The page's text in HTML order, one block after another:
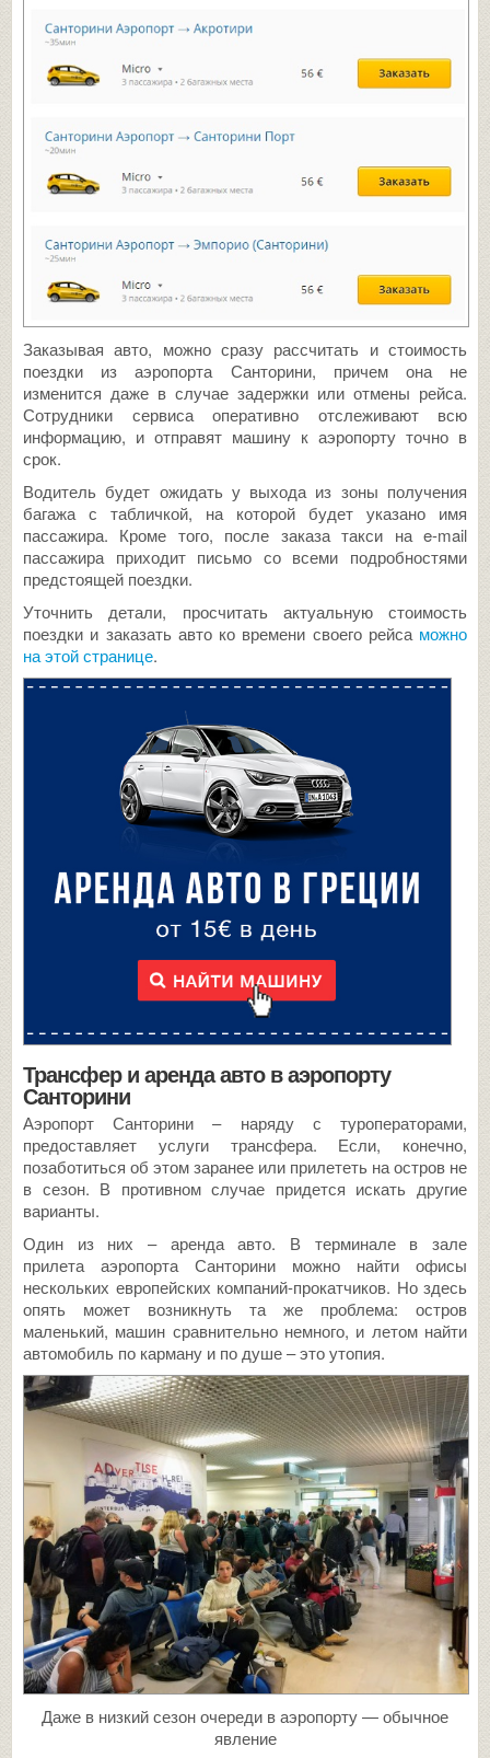
Заказывая авто, можно сразу рассчитать и стоимость
поездки из аэропорта Санторини, причем она не
изменится даже в случае задержки или отмены рейса.
Сотрудники сервиса оперативно отслеживают всю
информацию, и отправят машину к аэропорту точно в
срок.
Водитель будет ожидать у выхода из зоны получения
багажа с табличкой, на которой будет указано имя
пассажира. Кроме того, после заказа такси на e-mail
пассажира приходит письмо со всеми подробностями
предстоящей поездки.
Уточнить детали, просчитать актуальную стоимость
поездки и заказать авто ко времени своего рейса можно
на этой странице.
Трансфер и аренда авто в аэропорту
Санторини
Аэропорт Санторини – наряду с туроператорами,
предоставляет услуги трансфера. Если, конечно,
позаботиться об этом заранее или прилететь на остров не
в сезон. В противном случае придется искать другие
варианты.
Один из них – аренда авто. В терминале в зале
прилета аэропорта Санторини можно найти офисы
нескольких европейских компаний-прокатчиков. Но здесь
опять может возникнуть та же проблема: остров
маленький, машин сравнительно немного, и летом найти
автомобиль по карману и по душе – это утопия.
Даже в низкий сезон очереди в аэропорту — обычное
явление